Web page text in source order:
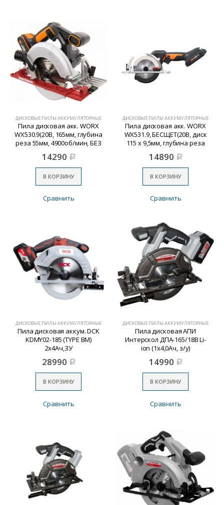
ДИСКОВЫЕ ПИЛЫ АККУМУЛЯТОРНЫЕ
Пила дисковая акк. WORX
WX530.9(20В, 165мм, глубина
реза 55мм, 4900об/мин, БЕЗ
АКБ и ЗУ)
14290 Р
В КОРЗИНУ
Сравнить
ДИСКОВЫЕ ПИЛЫ АККУМУЛЯТОРНЫЕ
Пила дисковая акк. WORX
WX531.9, БЕСЩЕТ(20В, диск
115 x 9,5мм, глубина реза
41мм,БЕЗ АКБ и ЗУ)
14890 Р
В КОРЗИНУ
Сравнить
ДИСКОВЫЕ ПИЛЫ АККУМУЛЯТОРНЫЕ
Пила дисковая аккум. DCK
KDMY02-185 (TYPE BM)
2х4Ач,ЗУ
28990 Р
В КОРЗИНУ
Сравнить
ДИСКОВЫЕ ПИЛЫ АККУМУЛЯТОРНЫЕ
Пила дисковая АПИ
Интерскол ДПА-165/18В Li-
ion (1х4,0Ач, з/у)
14990 Р
В КОРЗИНУ
Сравнить